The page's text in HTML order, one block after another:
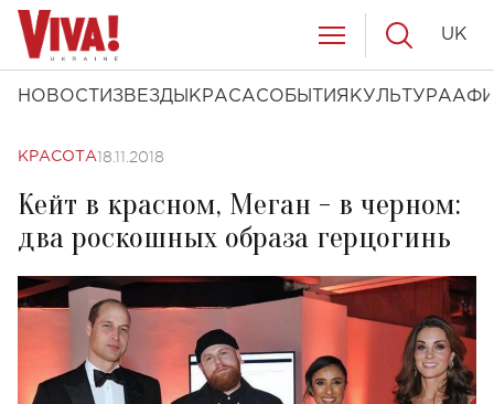
НОВОСТИ ЗВЕЗДЫ КРАСАСОБЫТИЯ КУЛЬТУРА
UK
КРАСОТА18.11.2018
Кейт в красном, Меган - в черном:
два роскошных образа герцогинь